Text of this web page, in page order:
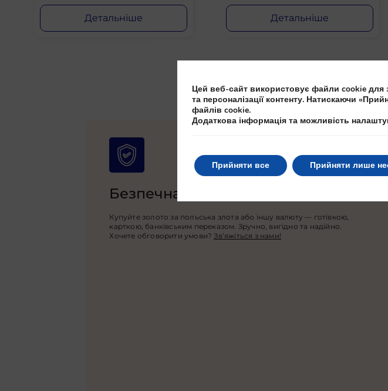
Детальніше Детальніше
Безпечна оплата
Купуйте золото за польська злота або іншу валюту — готівкою,
карткою, банківським переказом. Зручно, вигідно та надійно.
Хочете обговорити умови?Зв’яжіться з нами!
Цей веб-сайт використовує файли cookie для
та персоналізації контенту. Натискаючи
файлів cookie.
Додаткова інформація та можливість
Прийняти все Прийняти лише